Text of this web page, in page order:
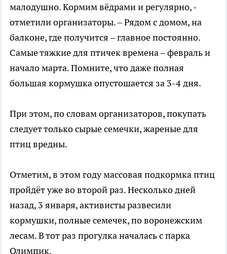
малодушно. Кормим вёдрами и регулярно, -
отметили организаторы. – Рядом с домом, на
балконе, где получится – главное постоянно.
Самые тяжкие для птичек времена – февраль и
начало марта. Помните, что даже полная
большая кормушка опустошается за 3-4 дня.
При этом, по словам организаторов, покупать
следует только сырые семечки, жареные для
птиц вредны.
Отметим, в этом году массовая подкормка птиц
пройдёт уже во второй раз. Несколько дней
назад, 3 января, активисты развесили
кормушки, полные семечек, по воронежским
лесам. В тот раз прогулка началась с парка
Олимпик.